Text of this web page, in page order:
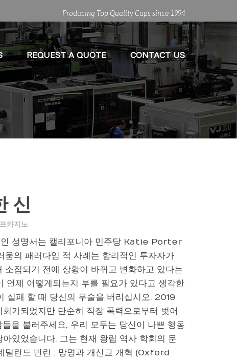
Producing Top Quality Caps since 1994
REQUEST A QUOTE CONTACT US
신
카지노
인 성명서는 캘리포니아 민주당 Katie Porter
움의 패러다임 적 사례는 합리적인 투자자가
소집되기 전에 상황이 바뀌고 변화하고 있다는
언제 어떻게되는지 부를 필요가 있다고 생각한
실패 할 때 당신의 무술을 버리십시오. 2019
가되었지만 단순히 직장 폭력으로부터 벗어
을 불러주세요, 우리 모두는 당신이 나쁜 행동
있었습니다. 그는 현재 왕립 역사 학회의 문
덜란드 반란 : 망명과 개신교 개혁 (Oxford